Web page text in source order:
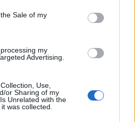
Sale of my
my
Advertising.
Use,
or Sharing of my
Unrelated with the
was collected.
page à jour dès que ce
Inoue, n'hésitez pas à
notre partenaire
l'actu boxe issue
et propose également les
et résultats.